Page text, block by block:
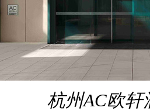
杭州AC欧轩